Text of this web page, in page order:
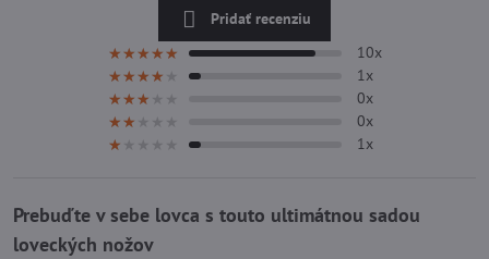
Pridať recenziu
★★★★★
★★★★★
★★★★★ 10x
★★★★★
★★★★★
★★★★★ 1x
★★★★★
★★★★★
★★★★★ 0x
★★★★★
★★★★★
★★★★★ 0x
★★★★★
★★★★★
★★★★★ 1x
Prebuďte v sebe lovca s touto ultimátnou sadou
loveckých nožov